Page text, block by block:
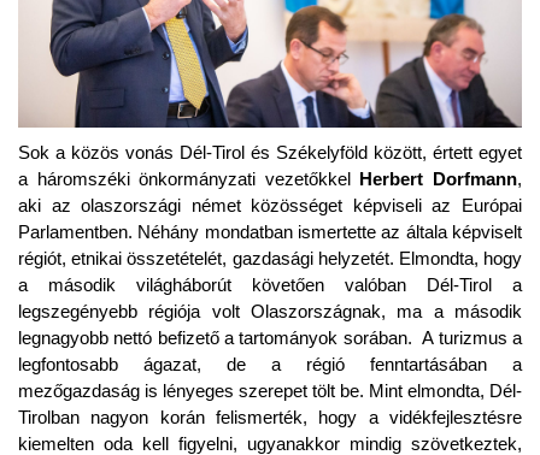
Sok a közös vonás Dél-Tirol és Székelyföld között, értett egyet
a háromszéki önkormányzati vezetőkkel Herbert Dorfmann,
aki az olaszországi német közösséget képviseli az Európai
Parlamentben. Néhány mondatban ismertette az általa képviselt
régiót, etnikai összetételét, gazdasági helyzetét. Elmondta, hogy
a második világháborút követően valóban Dél-Tirol a
legszegényebb régiója volt Olaszországnak, ma a második
legnagyobb nettó befizető a tartományok sorában. A turizmus a
legfontosabb ágazat, de a régió fenntartásában a
mezőgazdaság is lényeges szerepet tölt be. Mint elmondta, Dél-
Tirolban nagyon korán felismerték, hogy a vidékfejlesztésre
kiemelten oda kell figyelni, ugyanakkor mindig szövetkeztek,